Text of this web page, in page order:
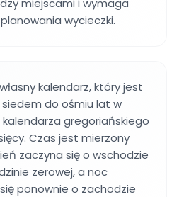
miejscami i wymaga
wycieczki.
kalendarz, który jest
do ośmiu lat w
gregoriańskiego
Czas jest mierzony
zaczyna się o wschodzie
zerowej, a noc
ponownie o zachodzie